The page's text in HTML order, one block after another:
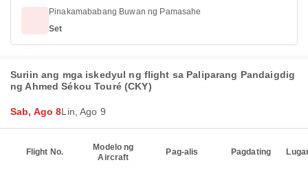
Pinakamababang Buwan ng Pamasahe
Set
Suriin ang mga iskedyul ng flight sa Paliparang Pandaigdig
ng Ahmed Sékou Touré (CKY)
Sab, Ago 8Lin, Ago 9
Flight No.
Modelo ng
Aircraft
Pag-alis Pagdating